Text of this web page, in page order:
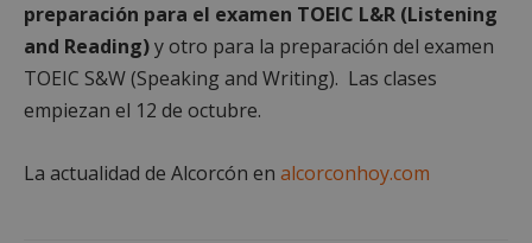
preparación para el examen TOEIC L&R (Listening
and Reading)y otro para la preparación del examen
TOEIC S&W (Speaking and Writing). Las clases
empiezan el 12 de octubre.
La actualidad de Alcorcón en alcorconhoy.com
Cookies de funcionalidad
Cookies no clasificadas
funcionalidad principal del sitio web, como el
las cookies estrictamente necesarias.